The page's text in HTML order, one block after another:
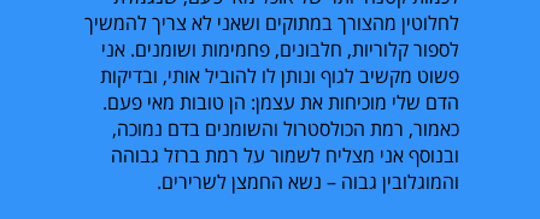
לחלוטין מהצורך במתוקים ושאני לא צריך להמשיך
לספור קלוריות, חלבונים, פחמימות ושומנים. אני
פשוט מקשיב לגוף ונותן לו להוביל אותי, ובדיקות
הדם שלי מוכיחות את עצמן: הן טובות מאי פעם.
כאמור, רמת הכולסטרול והשומנים בדם נמוכה,
ובנוסף אני מצליח לשמור על רמת ברזל גבוהה
והמוגלובין גבוה – נשא החמצן לשרירים.